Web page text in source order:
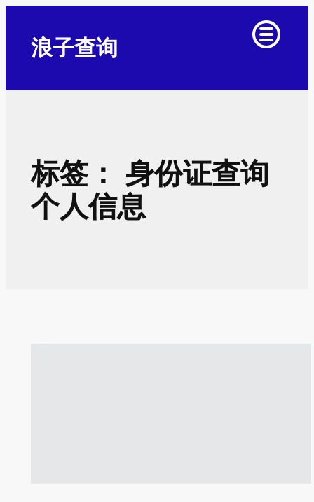
浪子查询
标签： 身份证查询
个人信息